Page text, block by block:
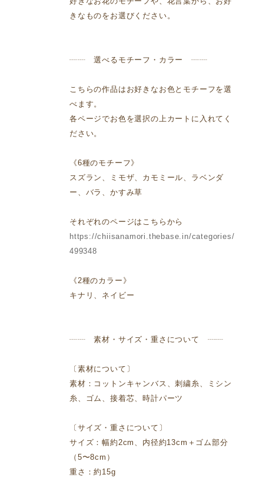
きなものをお選びください。
┈┈ 選べるモチーフ・カラー ┈┈
こちらの作品はお好きなお色とモチーフを選
べます。
各ページでお色を選択の上カートに入れてく
ださい。
《6種のモチーフ》
スズラン、ミモザ、カモミール、ラベンダ
ー、バラ、かすみ草
それぞれのページはこちらから
https://chiisanamori.thebase.in/categories/
499348
《2種のカラー》
キナリ、ネイビー
┈┈ 素材・サイズ・重さについて ┈┈
〔素材について〕
素材：コットンキャンバス、刺繍糸、ミシン
糸、ゴム、接着芯、時計パーツ
〔サイズ・重さについて〕
サイズ：幅約2cm、内径約13cm＋ゴム部分
（5〜8cm）
重さ：約15g